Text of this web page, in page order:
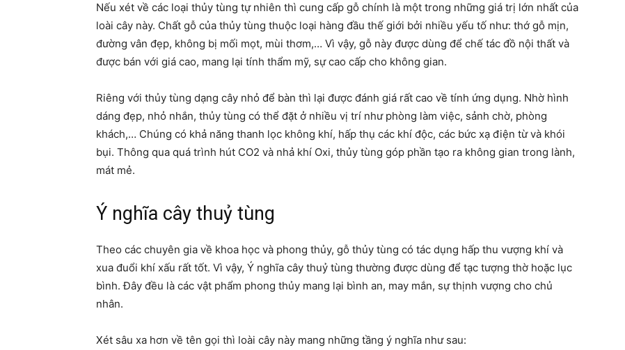
Nếu xét về các loại thủy tùng tự nhiên thì cung cấp gỗ chính là một trong những giá trị lớn nhất của
loài cây này. Chất gỗ của thủy tùng thuộc loại hàng đầu thế giới bởi nhiều yếu tố như: thớ gỗ mịn,
đường vân đẹp, không bị mối mọt, mùi thơm,… Vì vậy, gỗ này được dùng để chế tác đồ nội thất và
được bán với giá cao, mang lại tính thẩm mỹ, sự cao cấp cho không gian.
Riêng với thủy tùng dạng cây nhỏ để bàn thì lại được đánh giá rất cao về tính ứng dụng. Nhờ hình
dáng đẹp, nhỏ nhắn, thủy tùng có thể đặt ở nhiều vị trí như phòng làm việc, sảnh chờ, phòng
khách,… Chúng có khả năng thanh lọc không khí, hấp thụ các khí độc, các bức xạ điện từ và khói
bụi. Thông qua quá trình hút CO2 và nhả khí Oxi, thủy tùng góp phần tạo ra không gian trong lành,
mát mẻ.
Ý nghĩa cây thuỷ tùng
Theo các chuyên gia về khoa học và phong thủy, gỗ thủy tùng có tác dụng hấp thu vượng khí và
xua đuổi khí xấu rất tốt. Vì vậy, Ý nghĩa cây thuỷ tùng thường được dùng để tạc tượng thờ hoặc lục
bình. Đây đều là các vật phẩm phong thủy mang lại bình an, may mắn, sự thịnh vượng cho chủ
nhân.
Xét sâu xa hơn về tên gọi thì loài cây này mang những tầng ý nghĩa như sau: